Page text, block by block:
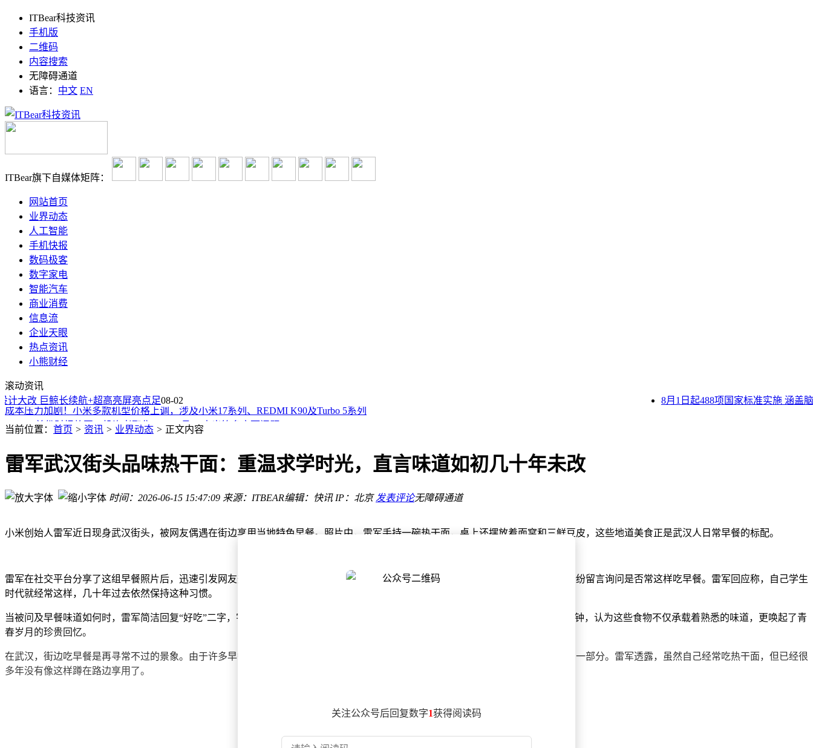
ITBear科技资讯
手机版
二维码
内容搜索
无障碍通道
语言： 中文 EN
ITBear旗下自媒体矩阵：
网站首页
业界动态
人工智能
手机快报
数码极客
数字家电
智能汽车
商业消费
信息流
企业天眼
热点资讯
小熊财经
滚动资讯
大改 巨鲸长续航+超高亮屏亮点足08-02 8月1日起488项国家标准实施 涵盖脑
A股半年报亮点频现：11家业绩增长，高盛精准抄底3家业绩翻倍股
特斯拉中国车机系统焕新升级：豆包大模型携手DeepSeek Chat共筑智能交互新体验
成本压力加剧！小米多款机型价格上调，涉及小米17系列、REDMI K90及Turbo 5系列
SpaceX首份财报将至，投资者聚焦Starship及AI支出等多方面问题
Seedance2.5升级实测：时长与稳定性提升，细节待完善能否破局？
马斯克关注DeepSeek X账号，中国AI发展再引科技巨头瞩目
首届全国青少年人工智能大赛沪上启幕 五大赛道助力青少年AI素养跃升
马斯克深度访谈：AI五年内或超人类，工作金钱将变样，未来何去何从？
A股半年报亮点频现：11家业绩增长，高盛精准抄底3家业绩翻倍股
当前位置： 首页 > 资讯 > 业界动态 > 正文内容
雷军武汉街头品味热干面：重温求学时光，直言味道如初几十年未改
时间：2026-06-15 15:47:09 来源：ITBEAR编辑：快讯 IP：北京 发表评论无障碍通道
小米创始人雷军近日现身武汉街头，被网友偶遇在街边享用当地特色早餐。照片中，雷军手持一碗热干面，桌上还摆放着面窝和三鲜豆皮，这些地道美食正是武汉人日常早餐的标配。
雷军在社交平台分享了这组早餐照片后，迅速引发网友热议。有网友注意到他坐在街边用餐的场景，联想到他曾在武汉求学的经历，纷纷留言询问是否常这样吃早餐。雷军回应称，自己学生
时代就经常这样，几十年过去依然保持这种习惯。
当被问及早餐味道如何时，雷军简洁回复“好吃”二字，字里行间透露出对家乡美食的喜爱。作为湖北仙桃人，他对武汉特色小吃情有独钟，认为这些食物不仅承载着熟悉的味道，更唤起了青
春岁月的珍贵回忆。
在武汉，街边吃早餐是再寻常不过的景象。由于许多早餐店空间有限，食客们习惯在路边用餐，这种独特的生活方式已成为城市文化的一部分。雷军透露，虽然自己经常吃热干面，但已经很
多年没有像这样蹲在路边享用了。
关注公众号后回复数字1获得阅读码